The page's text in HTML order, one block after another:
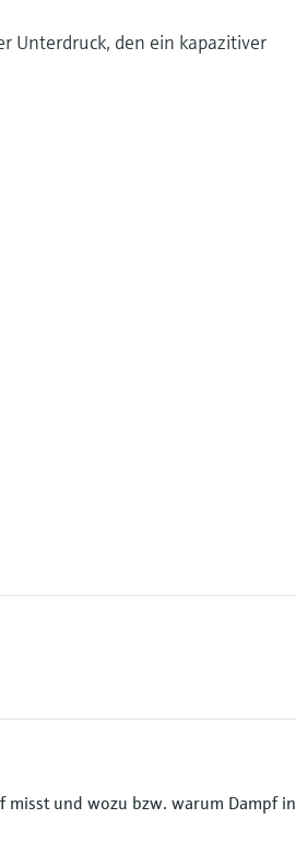
Unterdruck, den ein kapazitiver
misst und wozu bzw. warum Dampf in